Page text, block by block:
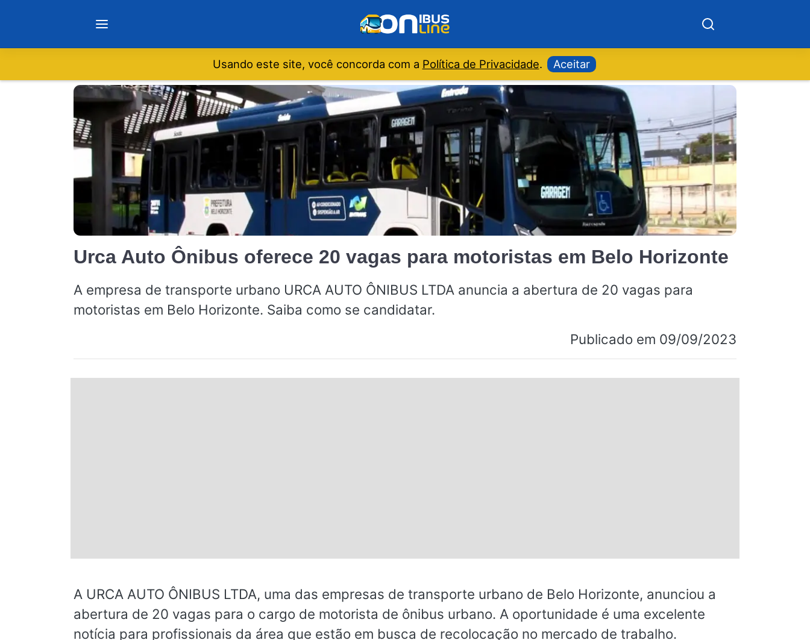
Notícias
Rio de Janeiro
Paraná
Santa Catarina
Usando este site, você concorda com a Política de Privacidade. Aceitar
Urca Auto Ônibus oferece 20 vagas para motoristas em Belo Horizonte
A empresa de transporte urbano URCA AUTO ÔNIBUS LTDA anuncia a abertura de 20 vagas para
motoristas em Belo Horizonte. Saiba como se candidatar.
Publicado em 09/09/2023
A URCA AUTO ÔNIBUS LTDA, uma das empresas de transporte urbano de Belo Horizonte, anunciou a
abertura de 20 vagas para o cargo de motorista de ônibus urbano. A oportunidade é uma excelente
notícia para profissionais da área que estão em busca de recolocação no mercado de trabalho.